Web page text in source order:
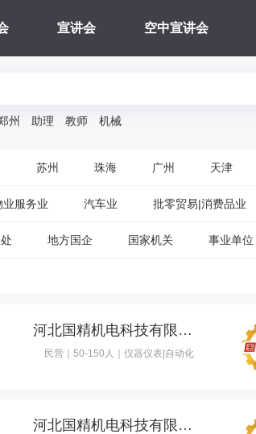
宣讲会 空中宣讲会
州 助理 教师 机械
苏州 珠海 广州 天津
服务业 汽车业 批零贸易|消费品业
地方国企 国家机关 事业单位
河北国精机电科技有限公司
民营｜50-150人｜仪器仪表|自动化
河北国精机电科技有限公司